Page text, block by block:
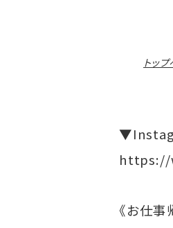
トッ
https://
《お仕